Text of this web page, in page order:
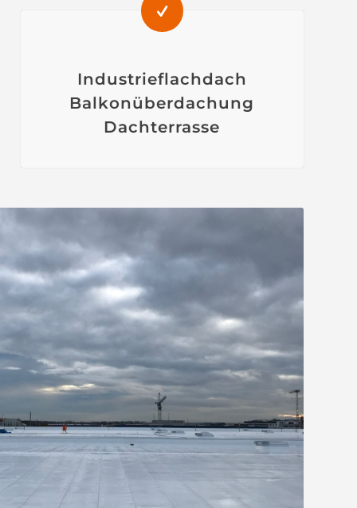
Industrieflachdach
Balkonüberdachung
Dachterrasse